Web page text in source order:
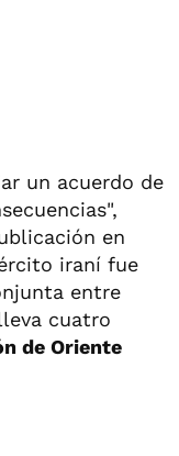
un acuerdo de
en
iraní fue
entre
cuatro
de Oriente